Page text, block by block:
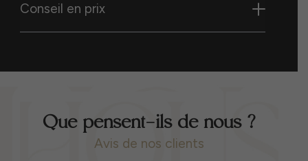
Conseil en prix
Que pensent-ils de nous ?
Avis de nos clients